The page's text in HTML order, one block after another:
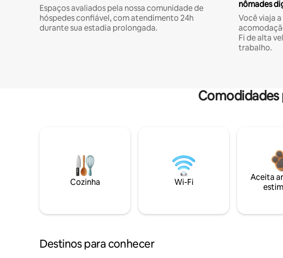
Espaços avaliados pela nossa comunidade de
hóspedes confiável, com atendimento 24h
durante sua estadia prolongada.
nômades
Você viaja
Fi de alta
trabalho.
Comodidades
Cozinha Wi-Fi
Aceita
Destinos para conhecer